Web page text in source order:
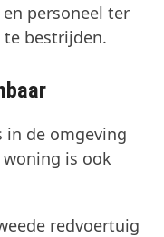
personeel ter
bestrijden.
in de omgeving
is ook
redvoertuig